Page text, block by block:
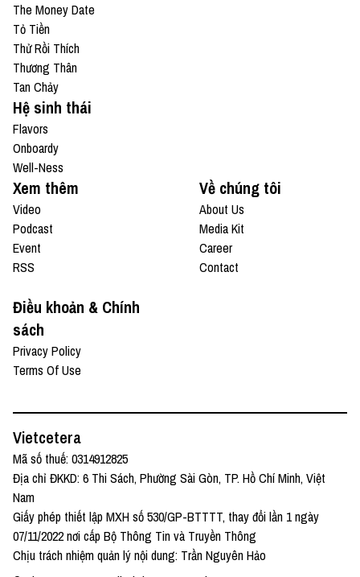
The Money Date
Tỏ Tiền
Thử Rồi Thích
Thương Thân
Tan Chảy
Hệ sinh thái
Flavors
Onboardy
Well-Ness
Xem thêm
Video
Podcast
Event
RSS
Về chúng tôi
About Us
Media Kit
Career
Contact
Điều khoản & Chính
sách
Privacy Policy
Terms Of Use
Vietcetera
Mã số thuế: 0314912825
Địa chỉ ĐKKD: 6 Thi Sách, Phường Sài Gòn, TP. Hồ Chí Minh, Việt
Nam
Giấy phép thiết lập MXH số 530/GP-BTTTT, thay đổi lần 1 ngày
07/11/2022 nơi cấp Bộ Thông Tin và Truyền Thông
Chịu trách nhiệm quản lý nội dung: Trần Nguyên Hảo